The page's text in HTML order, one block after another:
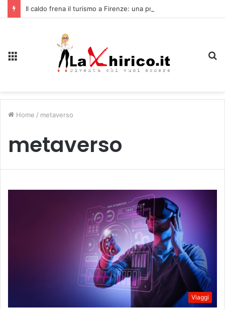
Home / metaverso
metaverso
Viaggi